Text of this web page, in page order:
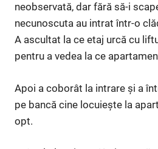
neobservată, dar fără să-i
necunoscuta au intrat într-o
A ascultat la ce etaj urcă cu
pentru a vedea la ce
Apoi a coborât la intrare și a
pe bancă cine locuiește la
opt.